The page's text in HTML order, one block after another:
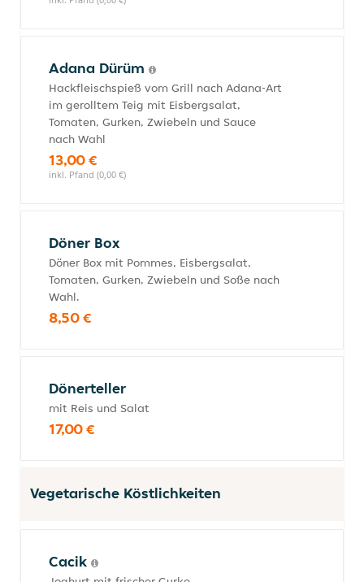
Adana Dürüm
Hackfleischspieß vom Grill nach Adana-Art
im gerolltem Teig mit Eisbergsalat,
Tomaten, Gurken, Zwiebeln und Sauce
nach Wahl
13,00 €
inkl. Pfand (0,00 €)
Döner Box
Döner Box mit Pommes, Eisbergsalat,
Tomaten, Gurken, Zwiebeln und Soße nach
Wahl.
8,50 €
Dönerteller
mit Reis und Salat
17,00 €
Vegetarische Köstlichkeiten
Cacik